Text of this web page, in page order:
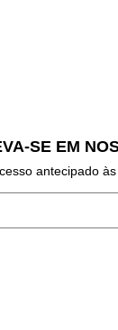
SE EM
antecipado